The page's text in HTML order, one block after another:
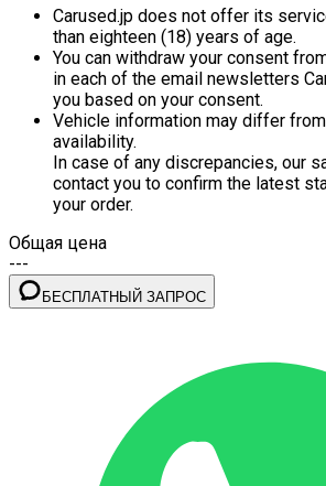
Carused.jp does not offer its
than eighteen (18) years of age.
You can withdraw your consent
in each of the email newsletters
you based on your consent.
Vehicle information may differ
availability.
In case of any discrepancies, our
contact you to confirm the latest
your order.
Общая цена
---
БЕСПЛАТНЫЙ ЗАПРОС